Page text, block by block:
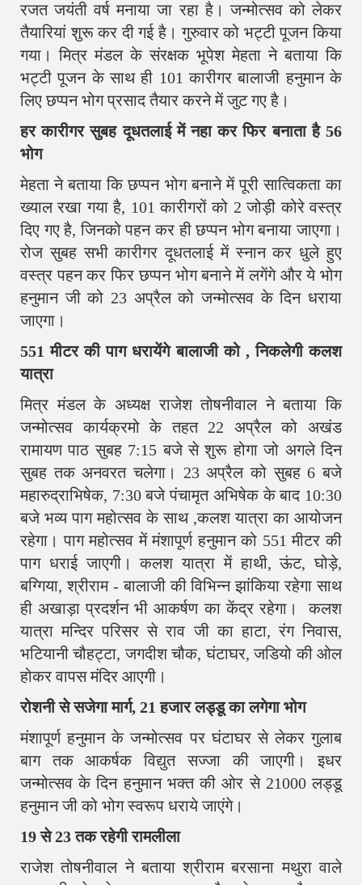
रजत जयंती वर्ष मनाया जा रहा है। जन्मोत्सव को लेकर
तैयारियां शुरू कर दी गई है। गुरुवार को भट्टी पूजन किया
गया। मित्र मंडल के संरक्षक भूपेश मेहता ने बताया कि
भट्टी पूजन के साथ ही 101 कारीगर बालाजी हनुमान के
लिए छप्पन भोग प्रसाद तैयार करने में जुट गए है।
हर कारीगर सुबह दूधतलाई में नहा कर फिर बनाता है 56
भोग
मेहता ने बताया कि छप्पन भोग बनाने में पूरी सात्विकता का
ख्याल रखा गया है, 101 कारीगरों को 2 जोड़ी कोरे वस्त्र
दिए गए है, जिनको पहन कर ही छप्पन भोग बनाया जाएगा।
रोज सुबह सभी कारीगर दूधतलाई में स्नान कर धुले हुए
वस्त्र पहन कर फिर छप्पन भोग बनाने में लगेंगे और ये भोग
हनुमान जी को 23 अप्रैल को जन्मोत्सव के दिन धराया
जाएगा।
551 मीटर की पाग धरायेंगे बालाजी को , निकलेगी कलश
यात्रा
मित्र मंडल के अध्यक्ष राजेश तोषनीवाल ने बताया कि
जन्मोत्सव कार्यक्रमो के तहत 22 अप्रैल को अखंड
रामायण पाठ सुबह 7:15 बजे से शुरू होगा जो अगले दिन
सुबह तक अनवरत चलेगा। 23 अप्रैल को सुबह 6 बजे
महारुद्राभिषेक, 7:30 बजे पंचामृत अभिषेक के बाद 10:30
बजे भव्य पाग महोत्सव के साथ ,कलश यात्रा का आयोजन
रहेगा। पाग महोत्सव में मंशापूर्ण हनुमान को 551 मीटर की
पाग धराई जाएगी। कलश यात्रा में हाथी, ऊंट, घोड़े,
बग्गिया, श्रीराम - बालाजी की विभिन्न झांकिया रहेगा साथ
ही अखाड़ा प्रदर्शन भी आकर्षण का केंद्र रहेगा। कलश
यात्रा मन्दिर परिसर से राव जी का हाटा, रंग निवास,
भटियानी चौहट्टा, जगदीश चौक, घंटाघर, जडियो की ओल
होकर वापस मंदिर आएगी।
रोशनी से सजेगा मार्ग, 21 हजार लड्डू का लगेगा भोग
मंशापूर्ण हनुमान के जन्मोत्सव पर घंटाघर से लेकर गुलाब
बाग तक आकर्षक विद्युत सज्जा की जाएगी। इधर
जन्मोत्सव के दिन हनुमान भक्त की ओर से 21000 लड्डू
हनुमान जी को भोग स्वरूप धराये जाएंगे।
19 से 23 तक रहेगी रामलीला
राजेश तोषनीवाल ने बताया श्रीराम बरसाना मथुरा वाले